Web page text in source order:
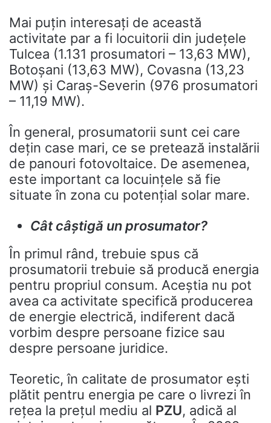
Mai puțin interesați de această
activitate par a fi locuitorii din județele
Tulcea (1.131 prosumatori – 13,63 MW),
Botoșani (13,63 MW), Covasna (13,23
MW) și Caraș-Severin (976 prosumatori
– 11,19 MW).
În general, prosumatorii sunt cei care
dețin case mari, ce se pretează instalării
de panouri fotovoltaice. De asemenea,
este important ca locuințele să fie
situate în zona cu potențial solar mare.
Cât câștigă un prosumator?
În primul rând, trebuie spus că
prosumatorii trebuie să producă energia
pentru propriul consum. Aceștia nu pot
avea ca activitate specifică producerea
de energie electrică, indiferent dacă
vorbim despre persoane fizice sau
despre persoane juridice.
Teoretic, în calitate de prosumator ești
plătit pentru energia pe care o livrezi în
rețea la prețul mediu al PZU, adică al